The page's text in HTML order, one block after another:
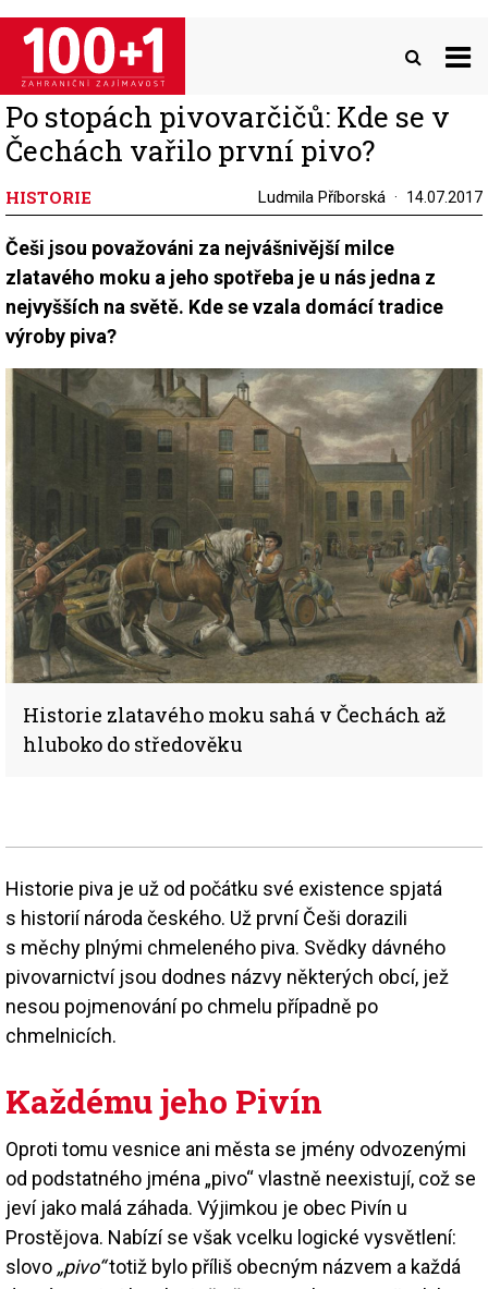
Přejít
hlavnímu
obsahu
Po stopách pivovarčičů: Kde se v
Čechách vařilo první pivo?
HISTORIE Ludmila Příborská 14.07.2017
Češi jsou považováni za nejvášnivější milce
zlatavého moku a jeho spotřeba je u nás jedna z
nejvyšších na světě. Kde se vzala domácí tradice
výroby piva?
Historie zlatavého moku sahá v Čechách až
hluboko do středověku
Historie piva je už od počátku své existence spjatá
s historií národa českého. Už první Češi dorazili
s měchy plnými chmeleného piva. Svědky dávného
pivovarnictví jsou dodnes názvy některých obcí, jež
nesou pojmenování po chmelu případně po
chmelnicích.
Každému jeho Pivín
Oproti tomu vesnice ani města se jmény odvozenými
od podstatného jména „pivo“ vlastně neexistují, což se
jeví jako malá záhada. Výjimkou je obec Pivín u
Prostějova. Nabízí se však vcelku logické vysvětlení:
slovo „pivo“totiž bylo příliš obecným názvem a každá